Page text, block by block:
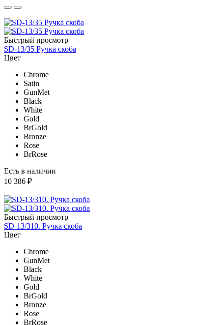
Быстрый просмотр
SD-13/35 Ручка скоба
Цвет
Chrome
Satin
GunMet
Black
White
Gold
BrGold
Bronze
Rose
BrRose
Есть в наличии
10 386 ₽
Быстрый просмотр
SD-13/310. Ручка скоба
Цвет
Chrome
GunMet
Black
White
Gold
BrGold
Bronze
Rose
BrRose